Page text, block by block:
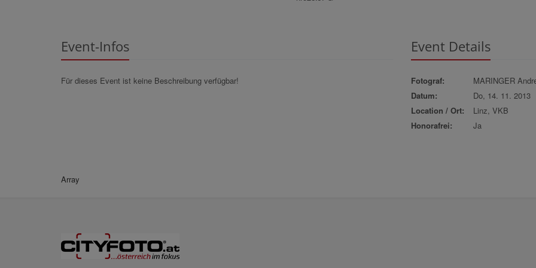
Event-Infos
Für dieses Event ist keine Beschreibung verfügbar!
Event Details
Fotograf:
MARINGER
Datum:
Do, 14. 11. 2013
Location / Ort:
Linz, VKB
Honorafrei:
Ja
Array